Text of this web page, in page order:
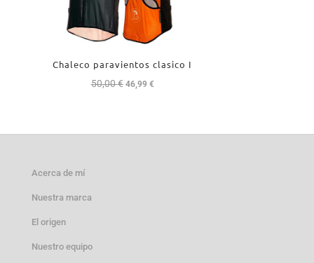
Chaleco paravientos clasico I
50,00€ El
46,99 €El
Acerca de mí
Nuestra marca
El origen
Nuestro equipo